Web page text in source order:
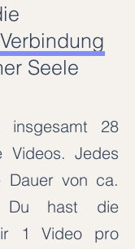
Seele
insgesamt 28
Videos. Jedes
Dauer von ca.
Du hast die
1 Video pro